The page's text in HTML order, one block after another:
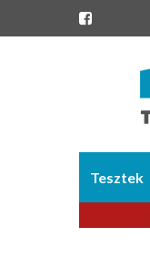
content
Tesztek